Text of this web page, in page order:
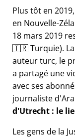
Plus tôt en
en Nouvelle-
18 mars 2019
🇹🇷 Turquie). La
auteur turc, le
a partagé une
avec ses
journaliste
d'Utrecht : le
Les gens de la